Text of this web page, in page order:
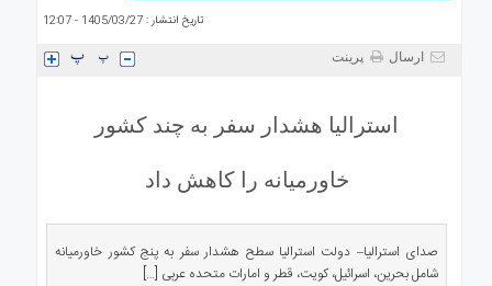
تاریخ انتشار : 1405/03/27 - 12:07
ارسال پرینت
استرالیا هشدار سفر به چند کشور
خاورمیانه را کاهش داد
صدای استرالیا– دولت استرالیا سطح هشدار سفر به پنج کشور خاورمیانه
شامل بحرین، اسرائیل، کویت، قطر و امارات متحده عربی […]